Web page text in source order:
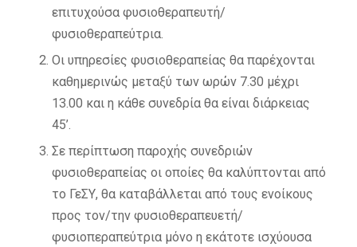
επιτυχούσα φυσιοθεραπευτή/
φυσιοθεραπεύτρια.
Οι υπηρεσίες φυσιοθεραπείας θα παρέχονται
καθημερινώς μεταξύ των ωρών 7.30 μέχρι
13.00 και η κάθε συνεδρία θα είναι διάρκειας
45’.
Σε περίπτωση παροχής συνεδριών
φυσιοθεραπείας οι οποίες θα καλύπτονται από
το ΓεΣΥ, θα καταβάλλεται από τους ενοίκους
προς τον/την φυσιοθεραπευετή/
φυσιοπεραπεύτρια μόνο η εκάτοτε ισχύουσα